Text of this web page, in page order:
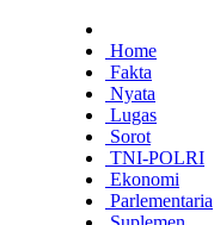
Home
Fakta
Nyata
Lugas
Sorot
TNI-POLRI
Ekonomi
Parlementaria